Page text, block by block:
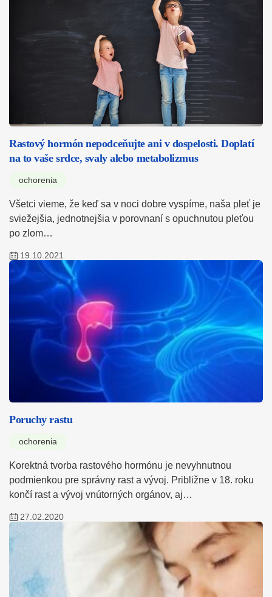
Rastový hormón nepodceňujte ani v dospelosti. Doplatí
na to vaše srdce, svaly alebo metabolizmus
ochorenia
Všetci vieme, že keď sa v noci dobre vyspíme, naša pleť je
sviežejšia, jednotnejšia v porovnaní s opuchnutou pleťou
po zlom…
19.10.2021
Poruchy rastu
ochorenia
Korektná tvorba rastového hormónu je nevyhnutnou
podmienkou pre správny rast a vývoj. Približne v 18. roku
končí rast a vývoj vnútorných orgánov, aj…
27.02.2020